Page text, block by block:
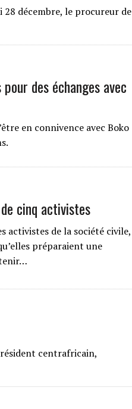
décembre, le procureur de
des échanges avec
en connivence avec Boko
cinq activistes
activistes de la société civile,
préparaient une
centrafricain,